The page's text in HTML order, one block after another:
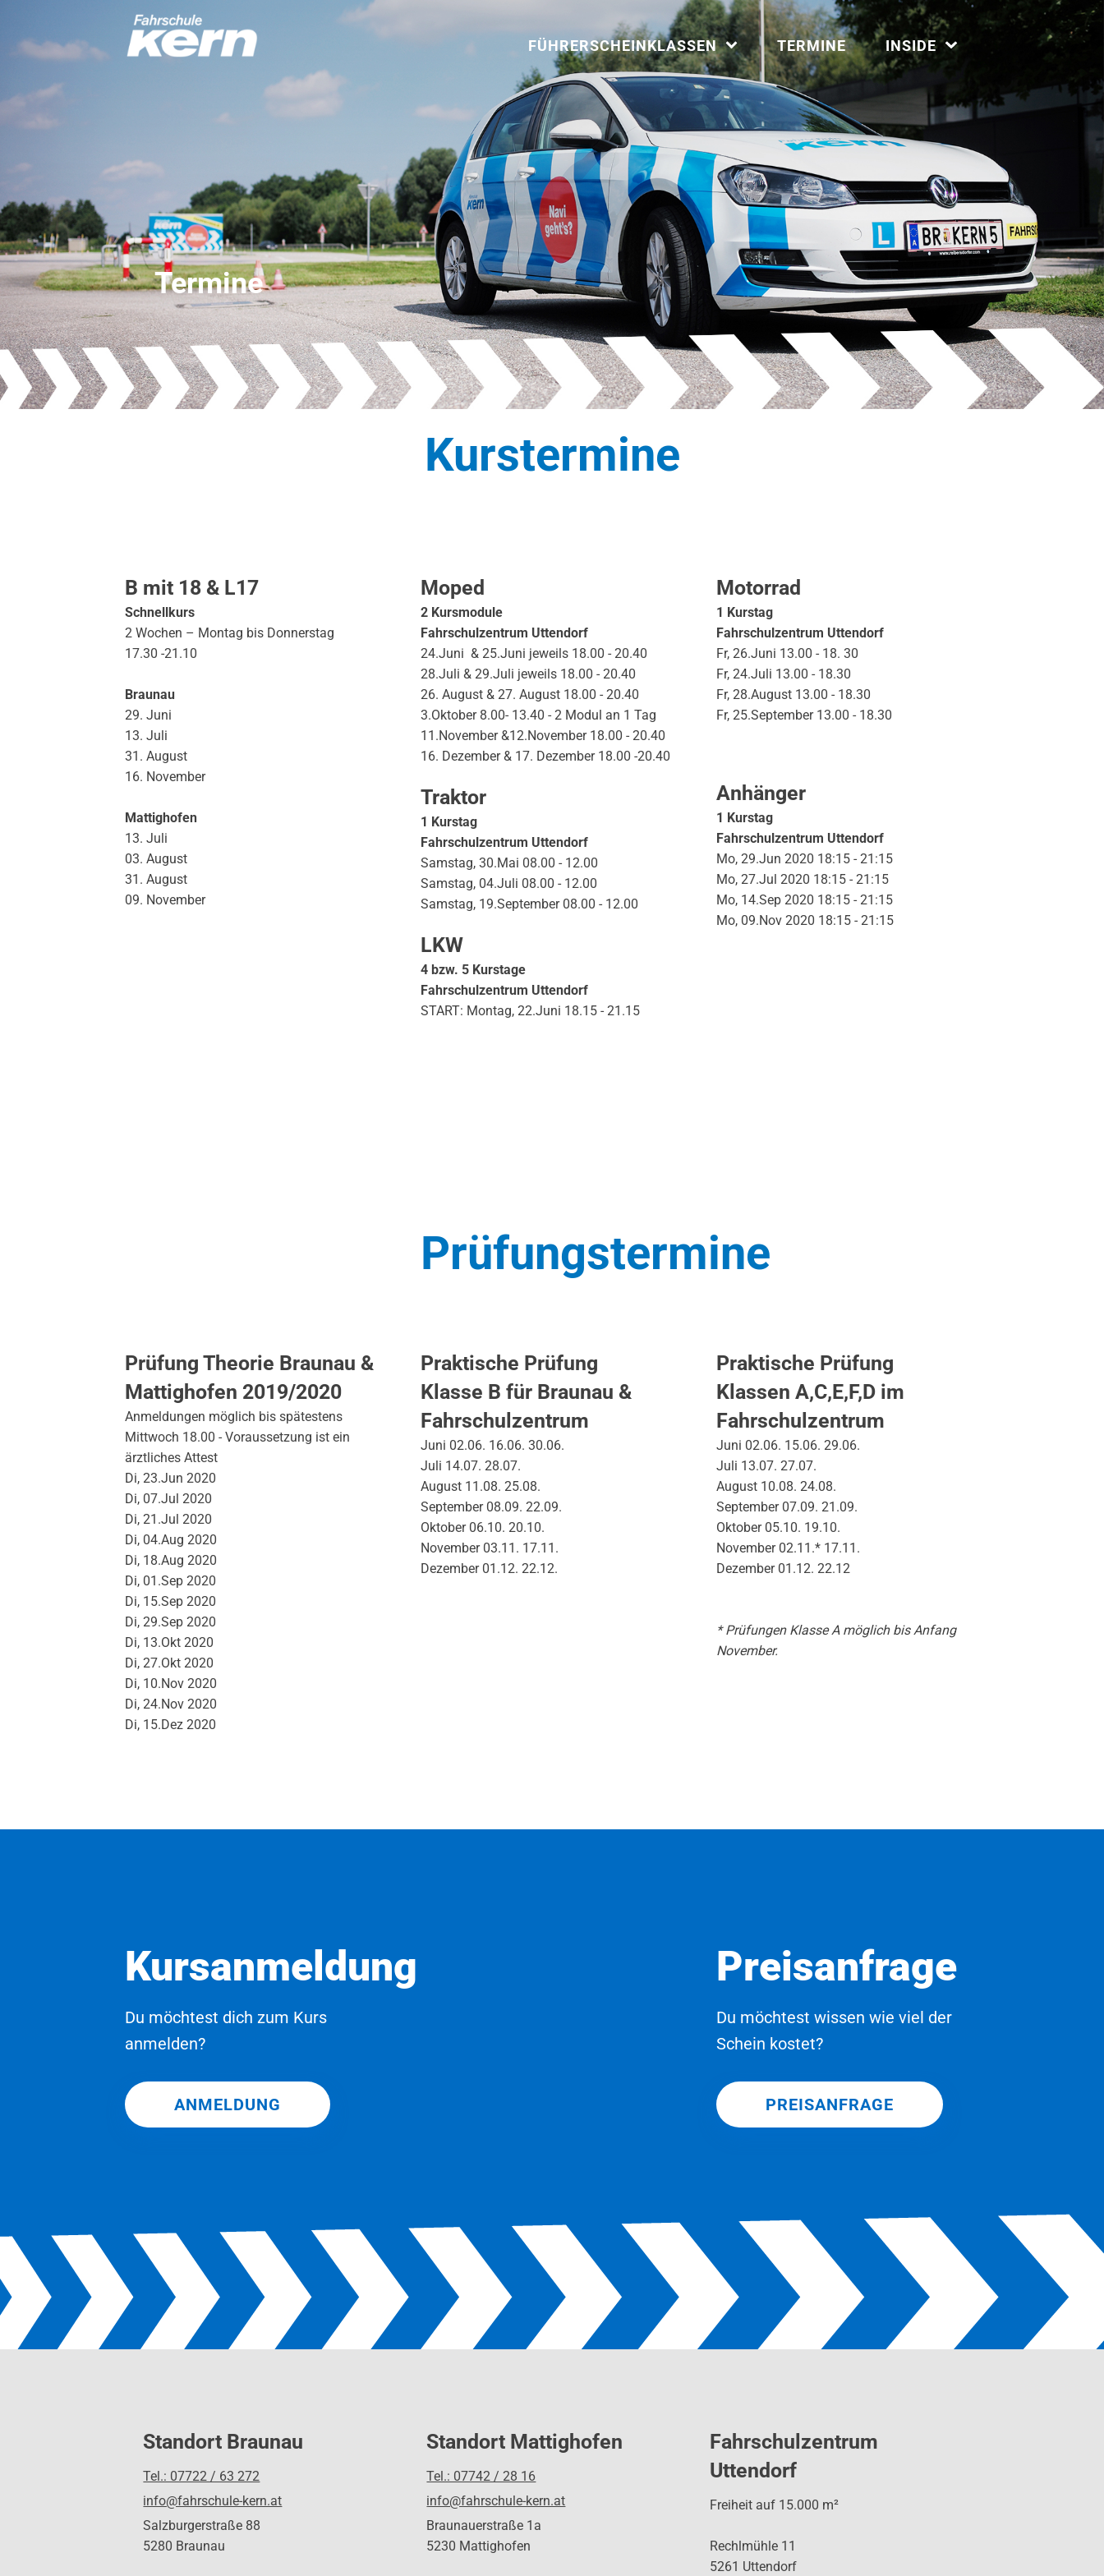
FÜHRERSCHEINKLASSEN TERMINE INSIDE
Termine
Kurstermine
B mit 18 & L17
Schnellkurs
2 Wochen – Montag bis Donnerstag
17.30 -21.10
Braunau
29. Juni
13. Juli
31. August
16. November
Mattighofen
13. Juli
03. August
31. August
09. November
Moped
2 Kursmodule
Fahrschulzentrum Uttendorf
24.Juni & 25.Juni jeweils 18.00 - 20.40
28.Juli & 29.Juli jeweils 18.00 - 20.40
26. August & 27. August 18.00 - 20.40
3.Oktober 8.00- 13.40 - 2 Modul an 1 Tag
11.November &12.November 18.00 - 20.40
16. Dezember & 17. Dezember 18.00 -20.40
Traktor
1 Kurstag
Fahrschulzentrum Uttendorf
Samstag, 30.Mai 08.00 - 12.00
Samstag, 04.Juli 08.00 - 12.00
Samstag, 19.September 08.00 - 12.00
LKW
4 bzw. 5 Kurstage
Fahrschulzentrum Uttendorf
START: Montag, 22.Juni 18.15 - 21.15
Motorrad
1 Kurstag
Fahrschulzentrum Uttendorf
Fr, 26.Juni 13.00 - 18. 30
Fr, 24.Juli 13.00 - 18.30
Fr, 28.August 13.00 - 18.30
Fr, 25.September 13.00 - 18.30
Anhänger
1 Kurstag
Fahrschulzentrum Uttendorf
Mo, 29.Jun 2020 18:15 - 21:15
Mo, 27.Jul 2020 18:15 - 21:15
Mo, 14.Sep 2020 18:15 - 21:15
Mo, 09.Nov 2020 18:15 - 21:15
Prüfungstermine
Prüfung Theorie Braunau &
Mattighofen 2019/2020
Anmeldungen möglich bis spätestens
Mittwoch 18.00 - Voraussetzung ist ein
ärztliches Attest
Di, 23.Jun 2020
Di, 07.Jul 2020
Di, 21.Jul 2020
Di, 04.Aug 2020
Di, 18.Aug 2020
Di, 01.Sep 2020
Di, 15.Sep 2020
Di, 29.Sep 2020
Di, 13.Okt 2020
Di, 27.Okt 2020
Di, 10.Nov 2020
Di, 24.Nov 2020
Di, 15.Dez 2020
Praktische Prüfung
Klasse B für Braunau &
Fahrschulzentrum
Juni 02.06. 16.06. 30.06.
Juli 14.07. 28.07.
August 11.08. 25.08.
September 08.09. 22.09.
Oktober 06.10. 20.10.
November 03.11. 17.11.
Dezember 01.12. 22.12.
Praktische Prüfung
Klassen A,C,E,F,D im
Fahrschulzentrum
Juni 02.06. 15.06. 29.06.
Juli 13.07. 27.07.
August 10.08. 24.08.
September 07.09. 21.09.
Oktober 05.10. 19.10.
November 02.11.* 17.11.
Dezember 01.12. 22.12
* Prüfungen Klasse A möglich bis Anfang
November.
Kursanmeldung
Du möchtest dich zum Kurs
anmelden?
ANMELDUNG
Preisanfrage
Du möchtest wissen wie viel der
Schein kostet?
PREISANFRAGE
Standort Braunau
Tel.: 07722 / 63 272
info@fahrschule-kern.at
Salzburgerstraße 88
5280 Braunau
Standort Mattighofen
Tel.: 07742 / 28 16
info@fahrschule-kern.at
Braunauerstraße 1a
5230 Mattighofen
Fahrschulzentrum
Uttendorf
Freiheit auf 15.000 m²
Rechlmühle 11
5261 Uttendorf